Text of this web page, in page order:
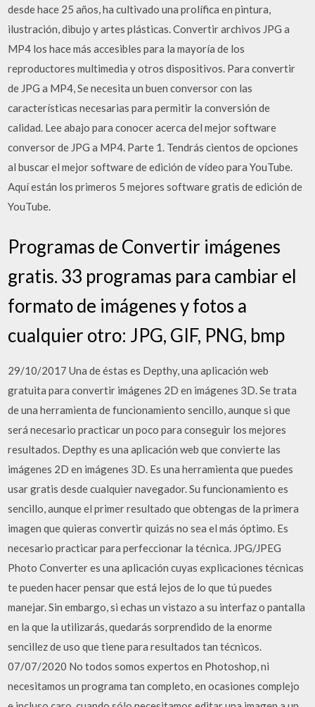
desde hace 25 años, ha cultivado una prolífica en pintura,
ilustración, dibujo y artes plásticas. Convertir archivos JPG a
MP4 los hace más accesibles para la mayoría de los
reproductores multimedia y otros dispositivos. Para convertir
de JPG a MP4, Se necesita un buen conversor con las
características necesarias para permitir la conversión de
calidad. Lee abajo para conocer acerca del mejor software
conversor de JPG a MP4. Parte 1. Tendrás cientos de opciones
al buscar el mejor software de edición de vídeo para YouTube.
Aquí están los primeros 5 mejores software gratis de edición de
YouTube.
Programas de Convertir imágenes
gratis. 33 programas para cambiar el
formato de imágenes y fotos a
cualquier otro: JPG, GIF, PNG, bmp
29/10/2017 Una de éstas es Depthy, una aplicación web
gratuita para convertir imágenes 2D en imágenes 3D. Se trata
de una herramienta de funcionamiento sencillo, aunque si que
será necesario practicar un poco para conseguir los mejores
resultados. Depthy es una aplicación web que convierte las
imágenes 2D en imágenes 3D. Es una herramienta que puedes
usar gratis desde cualquier navegador. Su funcionamiento es
sencillo, aunque el primer resultado que obtengas de la primera
imagen que quieras convertir quizás no sea el más óptimo. Es
necesario practicar para perfeccionar la técnica. JPG/JPEG
Photo Converter es una aplicación cuyas explicaciones técnicas
te pueden hacer pensar que está lejos de lo que tú puedes
manejar. Sin embargo, si echas un vistazo a su interfaz o pantalla
en la que la utilizarás, quedarás sorprendido de la enorme
sencillez de uso que tiene para resultados tan técnicos.
07/07/2020 No todos somos expertos en Photoshop, ni
necesitamos un programa tan completo, en ocasiones complejo